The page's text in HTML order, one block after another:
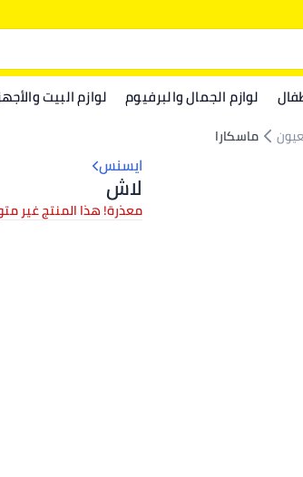
لوازم الجمال والبرفيوم لوازم البيت
ماسكارا
ايسنس
لاش
معذرة! هذا المنتج غير